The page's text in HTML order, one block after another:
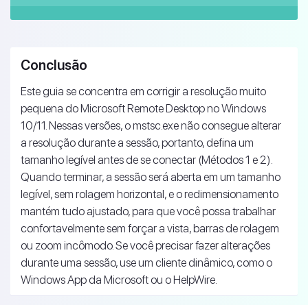
Conclusão
Este guia se concentra em corrigir a resolução muito
pequena do Microsoft Remote Desktop no Windows
10/11. Nessas versões, o mstsc.exe não consegue alterar
a resolução durante a sessão, portanto, defina um
tamanho legível antes de se conectar (Métodos 1 e 2).
Quando terminar, a sessão será aberta em um tamanho
legível, sem rolagem horizontal, e o redimensionamento
mantém tudo ajustado, para que você possa trabalhar
confortavelmente sem forçar a vista, barras de rolagem
ou zoom incômodo. Se você precisar fazer alterações
durante uma sessão, use um cliente dinâmico, como o
Windows App da Microsoft ou o HelpWire.